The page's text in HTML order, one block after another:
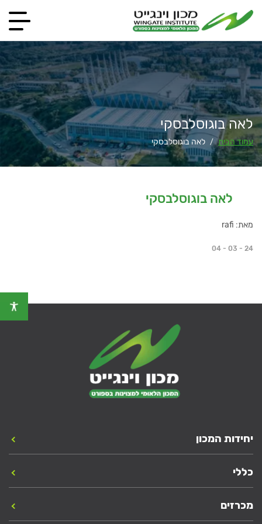
לאה בוגוסלבסקי
עמוד הבית / לאה בוגוסלבסקי
לאה בוגוסלבסקי
מאת: rafi
04 - 03 - 24
יחידות המכון
כללי
מכרזים